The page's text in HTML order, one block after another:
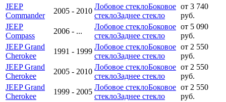
JEEP
Commander
2005 - 2010
Лобовое стеклоБоковое
стеклоЗаднее стекло
от 3 740
руб.
JEEP
Compass
2006 - ...
Лобовое стеклоБоковое
стеклоЗаднее стекло
от 5 090
руб.
JEEP Grand
Cherokee
1991 - 1999
Лобовое стеклоБоковое
стеклоЗаднее стекло
от 2 550
руб.
JEEP Grand
Cherokee
2005 - 2010
Лобовое стеклоБоковое
стеклоЗаднее стекло
от 2 550
руб.
JEEP Grand
Cherokee
1999 - 2005
Лобовое стеклоБоковое
стеклоЗаднее стекло
от 2 550
руб.